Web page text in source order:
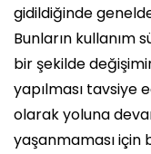
gidildiğinde
Bunların kullanım
bir şekilde
yapılması tavsiye
olarak yoluna
yaşanmaması için